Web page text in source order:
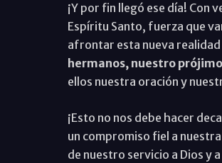
¡Y por fin llegó ese día! Con
Espíritu Santo, fuerza que
afrontar esta nueva
hermanos, nuestro
ellos nuestra oración y
¡Esto no nos debe hacer
un compromiso fiel a
de nuestro servicio a Dios y